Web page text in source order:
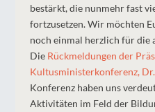
bestärkt, die nunmehr fast
fortzusetzen. Wir möchten
noch einmal herzlich für die
Die Rückmeldungen der
Kultusministerkonferenz,
Konferenz haben uns
Aktivitäten im Feld der